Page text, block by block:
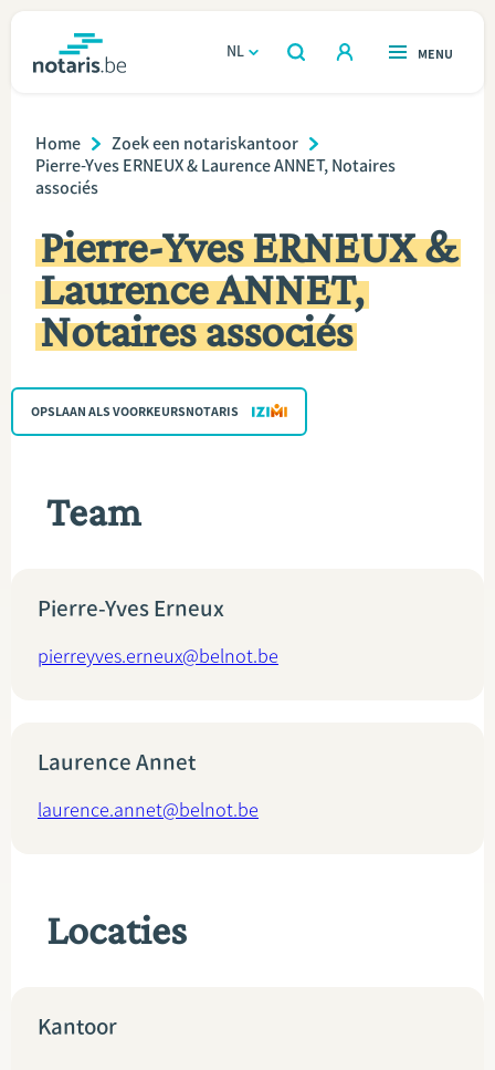
inhoud
gaan
NL
OPEN
ZOEKEN
OPEN
MENU
Wonen
Erven & schenken
Ondernemen
Over de notaris
VIND EEN NOTARIS
Breadcrumb
Home
Zoek een notariskantoor
Pierre-Yves ERNEUX & Laurence ANNET, Notaires
associés
Pierre-Yves ERNEUX &
Laurence ANNET,
Notaires associés
OPSLAAN ALS VOORKEURSNOTARIS
Team
Pierre-Yves Erneux
pierreyves.erneux@belnot.be
Laurence Annet
laurence.annet@belnot.be
Locaties
Kantoor